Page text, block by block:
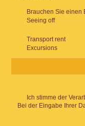
Brauchen Sie einen
Seeing off
Transport rent
Excursions
Ich stimme der
Bei der Eingabe Ihrer